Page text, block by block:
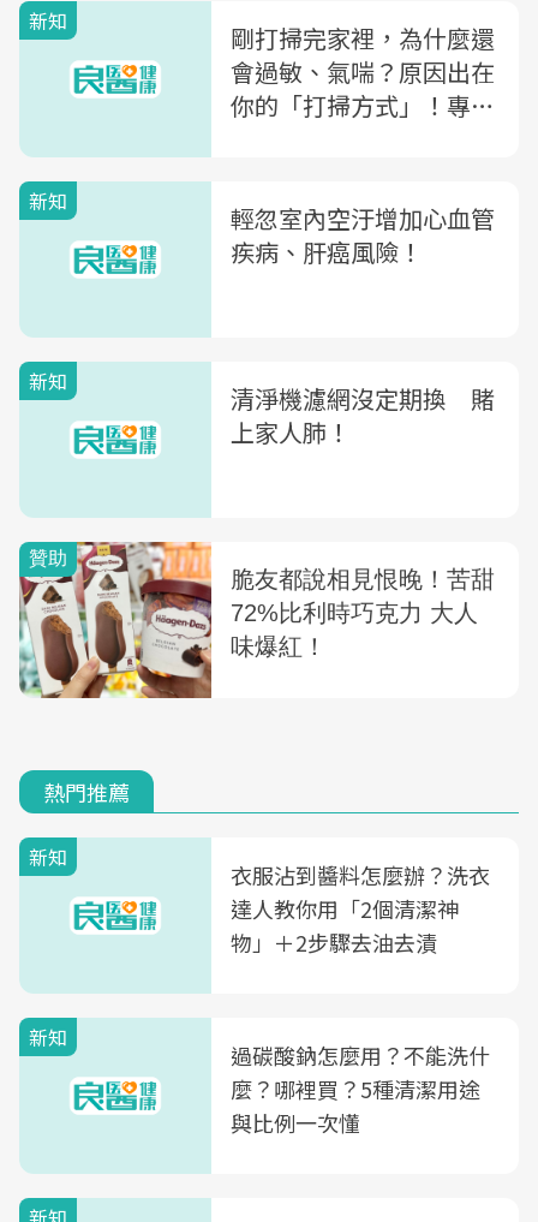
新知
剛打掃完家裡，為什麼還
會過敏、氣喘？原因出在
你的「打掃方式」！專
新知
輕忽室內空汙增加心血管
疾病、肝癌風險！
新知
清淨機濾網沒定期換 賭
上家人肺！
熱門推薦
新知
衣服沾到醬料怎麼辦？洗衣
達人教你用「2個清潔神
物」＋2步驟去油去漬
新知
過碳酸鈉怎麼用？不能洗什
麼？哪裡買？5種清潔用途
與比例一次懂